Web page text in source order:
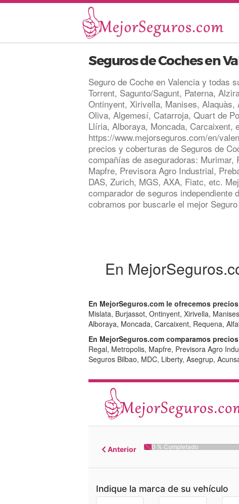
Seguros de Coches en
Seguro de Coche en Valencia y todas
Torrent, Sagunto/Sagunt, Paterna,
Ontinyent, Xirivella, Manises, Alaquàs,
Oliva, Algemesí, Catarroja, Quart de
Llíria, Alboraya, Moncada, Carcaixent,
https://www.mejorseguros.com/en/
precios y coberturas de Seguros de
compañías de aseguradoras: Murimar,
Mapfre, Previsora Agro Industrial,
DAS, Zurich, MGS, AXA, Fiatc, etc.
comparador de seguros independiente
cobramos por buscarle el mejor
En
En MejorSeguros.com le ofrecemos
Mislata, Burjassot, Ontinyent, Xirivella,
Alboraya, Moncada, Carcaixent, Requena,
En MejorSeguros.com comparamos
Regal, Metropolis, Mapfre, Previsora Agro
Seguros Bilbao, MDC, Liberty, Asegrup,
Anterior 0 % Completado
Indique la marca de su vehículo